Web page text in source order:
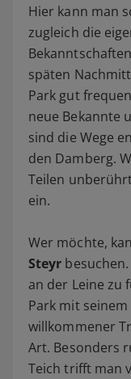
Hier kann man
zugleich die
späten
Park gut
neue Bekannte
sind die Wege
den Damberg.
Teilen
ein.
Wer möchte,
Steyr
an der Leine zu
Park mit
willkommener
Art. Besonders
Teich trifft man